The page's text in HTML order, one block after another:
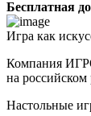
Бесплатная
Игра как
Компания
на
Настольные